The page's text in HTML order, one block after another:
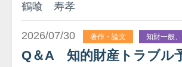
鶴喰 寿孝
2026/07/30 著作・論文 知財一般
Q＆A 知的財産トラブル